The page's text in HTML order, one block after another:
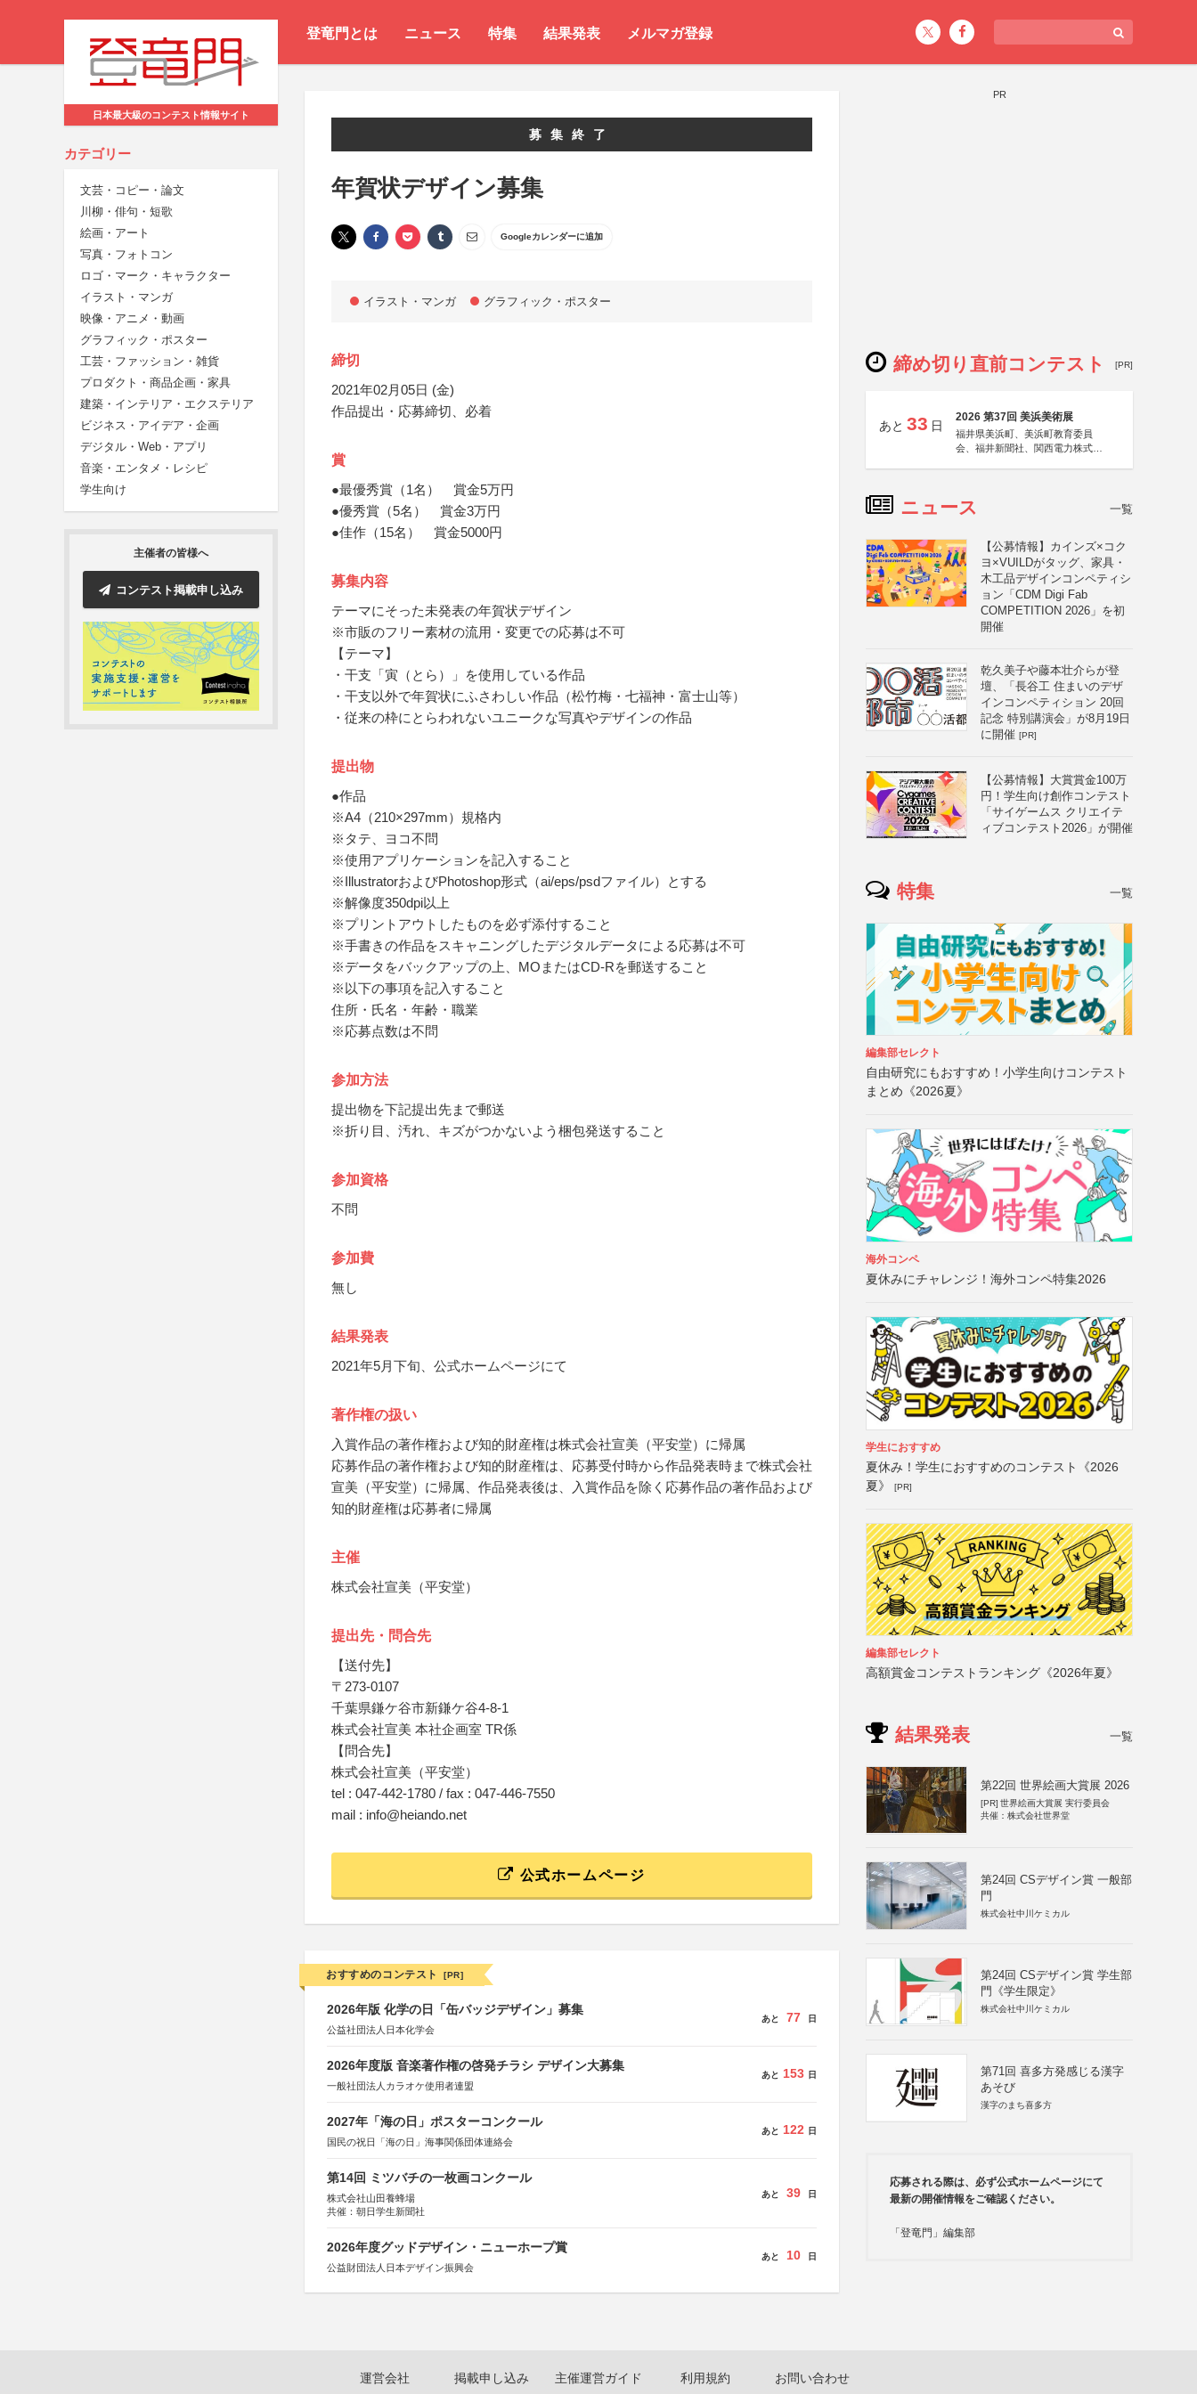
登竜門とは ニュース 特集 結果発表 メルマガ登録
日本最大級のコンテスト情報サイト
カテゴリー
文芸・コピー・論文
川柳・俳句・短歌
絵画・アート
写真・フォトコン
ロゴ・マーク・キャラクター
イラスト・マンガ
映像・アニメ・動画
グラフィック・ポスター
工芸・ファッション・雑貨
プロダクト・商品企画・家具
建築・インテリア・エクステリア
ビジネス・アイデア・企画
デジタル・Web・アプリ
音楽・エンタメ・レシピ
学生向け
主催者の皆様へ
コンテスト掲載申し込み
募集終了
年賀状デザイン募集
Googleカレンダーに追加
イラスト・マンガ グラフィック・ポスター
締切
2021年02月05日 (金)
作品提出・応募締切、必着
賞
●最優秀賞（1名） 賞金5万円
●優秀賞（5名） 賞金3万円
●佳作（15名） 賞金5000円
募集内容
テーマにそった未発表の年賀状デザイン
※市販のフリー素材の流用・変更での応募は不可
【テーマ】
・干支「寅（とら）」を使用している作品
・干支以外で年賀状にふさわしい作品（松竹梅・七福神・富士山等）
・従来の枠にとらわれないユニークな写真やデザインの作品
提出物
●作品
※A4（210×297mm）規格内
※タテ、ヨコ不問
※使用アプリケーションを記入すること
※IllustratorおよびPhotoshop形式（ai/eps/psdファイル）とする
※解像度350dpi以上
※プリントアウトしたものを必ず添付すること
※手書きの作品をスキャニングしたデジタルデータによる応募は不可
※データをバックアップの上、MOまたはCD-Rを郵送すること
※以下の事項を記入すること
住所・氏名・年齢・職業
※応募点数は不問
参加方法
提出物を下記提出先まで郵送
※折り目、汚れ、キズがつかないよう梱包発送すること
参加資格
不問
参加費
無し
結果発表
2021年5月下旬、公式ホームページにて
著作権の扱い
入賞作品の著作権および知的財産権は株式会社宣美（平安堂）に帰属
応募作品の著作権および知的財産権は、応募受付時から作品発表時まで株式会社
宣美（平安堂）に帰属、作品発表後は、入賞作品を除く応募作品の著作品および
知的財産権は応募者に帰属
主催
株式会社宣美（平安堂）
提出先・問合先
【送付先】
〒273-0107
千葉県鎌ケ谷市新鎌ケ谷4-8-1
株式会社宣美 本社企画室 TR係
【問合先】
株式会社宣美（平安堂）
tel : 047-442-1780 / fax : 047-446-7550
mail : info@heiando.net
公式ホームページ
おすすめのコンテスト [PR]
2026年版 化学の日「缶バッジデザイン」募集
公益社団法人日本化学会
あと 77 日
2026年度版 音楽著作権の啓発チラシ デザイン大募集
一般社団法人カラオケ使用者連盟
あと 153 日
2027年「海の日」ポスターコンクール
国民の祝日「海の日」海事関係団体連絡会
あと 122 日
第14回 ミツバチの一枚画コンクール
株式会社山田養蜂場
共催：朝日学生新聞社
あと 39 日
2026年度グッドデザイン・ニューホープ賞
公益財団法人日本デザイン振興会
あと 10 日
PR
締め切り直前コンテスト [PR]
あと 33 日
2026 第37回 美浜美術展
福井県美浜町、美浜町教育委員
会、福井新聞社、関西電力株式会
ニュース 一覧
【公募情報】カインズ×コク
ヨ×VUILDがタッグ、家具・
木工品デザインコンペティシ
ョン「CDM Digi Fab
COMPETITION 2026」を初
開催
乾久美子や藤本壮介らが登
壇、「長谷工 住まいのデザ
インコンペティション 20回
記念 特別講演会」が8月19日
に開催 [PR]
【公募情報】大賞賞金100万
円！学生向け創作コンテスト
「サイゲームス クリエイテ
ィブコンテスト2026」が開催
特集 一覧
編集部セレクト
自由研究にもおすすめ！小学生向けコンテスト
まとめ《2026夏》
海外コンペ
夏休みにチャレンジ！海外コンペ特集2026
学生におすすめ
夏休み！学生におすすめのコンテスト《2026
夏》
[PR]
編集部セレクト
高額賞金コンテストランキング《2026年夏》
結果発表 一覧
第22回 世界絵画大賞展 2026
[PR] 世界絵画大賞展 実行委員会
共催：株式会社世界堂
第24回 CSデザイン賞 一般部
門
株式会社中川ケミカル
第24回 CSデザイン賞 学生部
門《学生限定》
株式会社中川ケミカル
第71回 喜多方発感じる漢字
あそび
漢字のまち喜多方
応募される際は、必ず公式ホームページにて
最新の開催情報をご確認ください。
「登竜門」編集部
運営会社 掲載申し込み 主催運営ガイド 利用規約 お問い合わせ